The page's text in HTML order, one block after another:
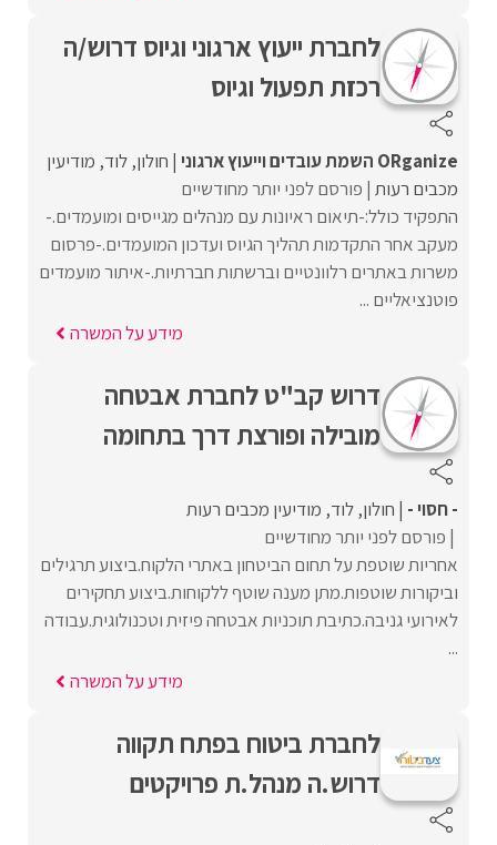
לחברת ייעוץ ארגוני וגיוס דרוש/ה
רכזת תפעול וגיוס
ORganize השמת עובדים וייעוץ ארגוני חולון לוד מודיעין
מכבים רעות פורסם לפני יותר מחודשיים
התפקיד כולל:-תיאום ראיונות עם מנהלים מגייסים ומועמדים.-
מעקב אחר התקדמות תהליך הגיוס ועדכון המועמדים.-פרסום
משרות באתרים רלוונטיים וברשתות חברתיות.-איתור מועמדים
פוטנציאליים ...
מידע על המשרה
דרוש קב"ט לחברת אבטחה
מובילה ופורצת דרך בתחומה
- חסוי - חולון לוד מודיעין מכבים רעות
פורסם לפני יותר מחודשיים
אחריות שוטפת על תחום הביטחון באתרי הלקוח.ביצוע תרגילים
וביקורות שוטפות.מתן מענה שוטף ללקוחות.ביצוע תחקירים
לאירועי גניבה.כתיבת תוכניות אבטחה פיזית וטכנולוגית.עבודה
...
מידע על המשרה
לחברת ביטוח בפתח תקווה
דרוש.ה מנהל.ת פרויקטים